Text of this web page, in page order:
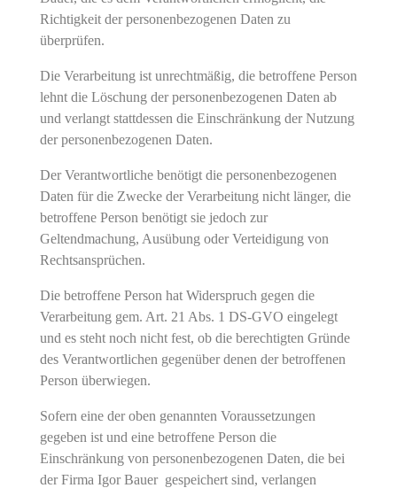
Richtigkeit der personenbezogenen Daten zu
überprüfen.
Die Verarbeitung ist unrechtmäßig, die betroffene Person
lehnt die Löschung der personenbezogenen Daten ab
und verlangt stattdessen die Einschränkung der Nutzung
der personenbezogenen Daten.
Der Verantwortliche benötigt die personenbezogenen
Daten für die Zwecke der Verarbeitung nicht länger, die
betroffene Person benötigt sie jedoch zur
Geltendmachung, Ausübung oder Verteidigung von
Rechtsansprüchen.
Die betroffene Person hat Widerspruch gegen die
Verarbeitung gem. Art. 21 Abs. 1 DS-GVO eingelegt
und es steht noch nicht fest, ob die berechtigten Gründe
des Verantwortlichen gegenüber denen der betroffenen
Person überwiegen.
Sofern eine der oben genannten Voraussetzungen
gegeben ist und eine betroffene Person die
Einschränkung von personenbezogenen Daten, die bei
der Firma Igor Bauer gespeichert sind, verlangen